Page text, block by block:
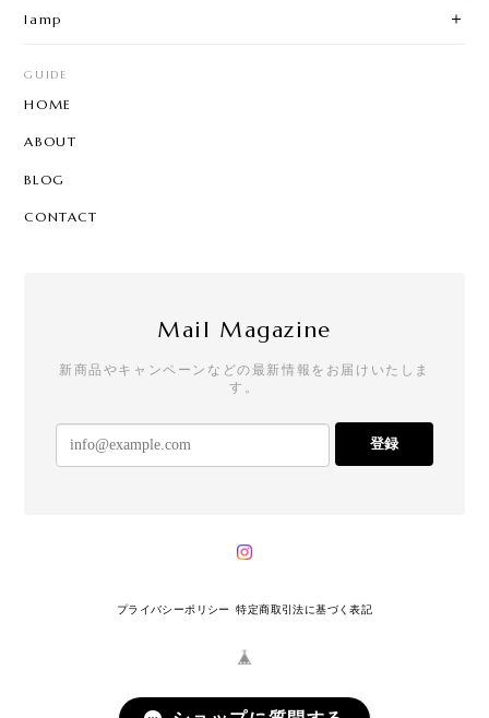
lamp
GUIDE
HOME
ABOUT
BLOG
CONTACT
Mail Magazine
新商品やキャンペーンなどの最新情報をお届けいたしま
す。
登録
プライバシーポリシー 特定商取引法に基づく表記